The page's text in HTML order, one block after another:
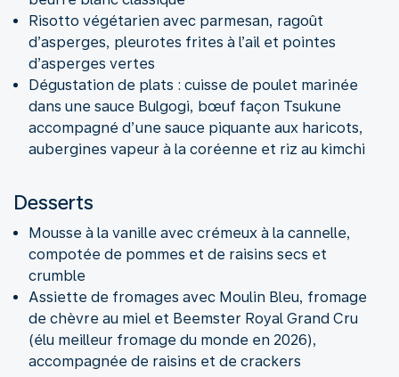
Risotto végétarien avec parmesan, ragoût
d’asperges, pleurotes frites à l’ail et pointes
d’asperges vertes
Dégustation de plats : cuisse de poulet marinée
dans une sauce Bulgogi, bœuf façon Tsukune
accompagné d’une sauce piquante aux haricots,
aubergines vapeur à la coréenne et riz au kimchi
Desserts
Mousse à la vanille avec crémeux à la cannelle,
compotée de pommes et de raisins secs et
crumble
Assiette de fromages avec Moulin Bleu, fromage
de chèvre au miel et Beemster Royal Grand Cru
(élu meilleur fromage du monde en 2026),
accompagnée de raisins et de crackers